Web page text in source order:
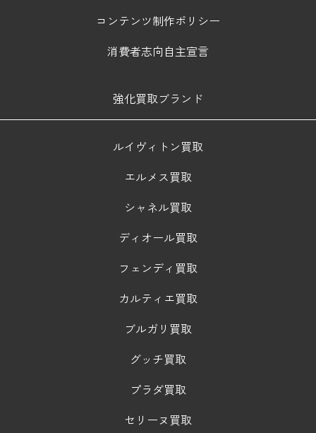
コンテンツ制作ポリシー
消費者志向自主宣言
強化買取ブランド
ルイヴィトン買取
エルメス買取
シャネル買取
ディオール買取
フェンディ買取
カルティエ買取
ブルガリ買取
グッチ買取
プラダ買取
セリーヌ買取